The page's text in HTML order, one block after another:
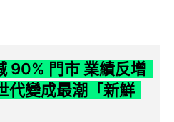
90% 門市 業績反增
代變成最潮「新鮮